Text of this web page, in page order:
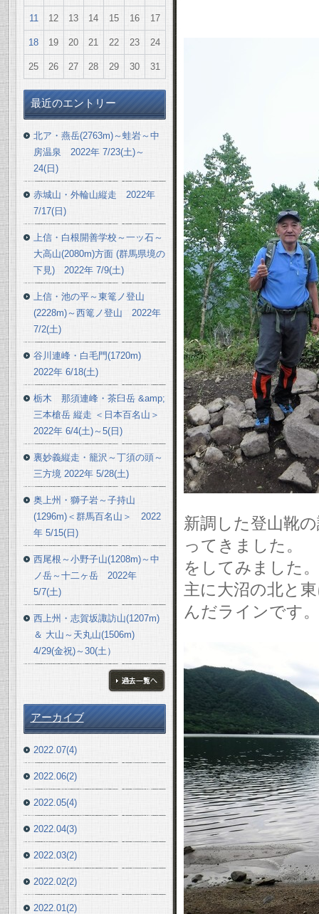
新調した登山靴
ってきました。
をしてみまし
主に大沼の北と
んだラインです。
11 12 13 14 15 16 17
18 19 20 21 22 23 24
25 26 27 28 29 30 31
最近のエントリー
北ア・燕岳(2763m)～蛙岩～中
房温泉 2022年 7/23(土)～
24(日)
赤城山・外輪山縦走 2022年
7/17(日)
上信・白根開善学校～一ッ石～
大高山(2080m)方面 (群馬県境の
下見) 2022年 7/9(土)
上信・池の平～東篭ノ登山
(2228m)～西篭ノ登山 2022年
7/2(土)
谷川連峰・白毛門(1720m)
2022年 6/18(土)
栃木 那須連峰・茶臼岳 &amp;
三本槍岳 縦走 ＜日本百名山＞
2022年 6/4(土)～5(日)
裏妙義縦走・籠沢～丁須の頭～
三方境 2022年 5/28(土)
奥上州・獅子岩～子持山
(1296m)＜群馬百名山＞ 2022
年 5/15(日)
西尾根～小野子山(1208m)～中
ノ岳～十二ヶ岳 2022年
5/7(土)
西上州・志賀坂諏訪山(1207m)
＆ 大山～天丸山(1506m)
4/29(金祝)～30(土）
アーカイブ
2022.07(4)
2022.06(2)
2022.05(4)
2022.04(3)
2022.03(2)
2022.02(2)
2022.01(2)